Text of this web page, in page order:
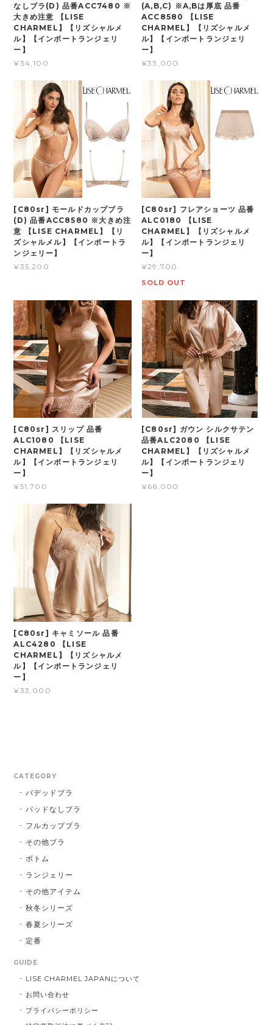
なしブラ(D) 品番ACC7480 ※
大きめ注意 【LISE
CHARMEL】【リズシャルメ
ル】【インポートランジェリ
ー】
¥34,100
(A,B,C) ※A,Bは厚底 品番
ACC8580 【LISE
CHARMEL】【リズシャルメ
ル】【インポートランジェリ
ー】
¥33,000
[C80sr] モールドカップブラ
(D) 品番ACC8580 ※大きめ注
意 【LISE CHARMEL】【リ
ズシャルメル】【インポートラ
ンジェリー】
¥35,200
[C80sr] フレアショーツ 品番
ALC0180 【LISE
CHARMEL】【リズシャルメ
ル】【インポートランジェリ
ー】
¥29,700
SOLD OUT
[C80sr] スリップ 品番
ALC1080 【LISE
CHARMEL】【リズシャルメ
ル】【インポートランジェリ
ー】
¥51,700
[C80sr] ガウン シルクサテン
品番ALC2080 【LISE
CHARMEL】【リズシャルメ
ル】【インポートランジェリ
ー】
¥66,000
[C80sr] キャミソール 品番
ALC4280 【LISE
CHARMEL】【リズシャルメ
ル】【インポートランジェリ
ー】
¥33,000
CATEGORY
パデッドブラ
パッドなしブラ
フルカップブラ
その他ブラ
ボトム
ランジェリー
その他アイテム
秋冬シリーズ
春夏シリーズ
定番
GUIDE
LISE CHARMEL JAPANについて
お問い合わせ
プライバシーポリシー